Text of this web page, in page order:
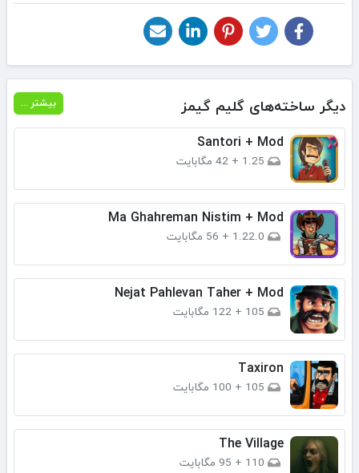
دیگر ساخته‌های گلیم گیمز بیشتر ...
Santori + Mod
1.25
+ 42 مگابایت
Ma Ghahreman Nistim + Mod
1.22.0
+ 56 مگابایت
Nejat Pahlevan Taher + Mod
105
+ 122 مگابایت
Taxiron
105
+ 100 مگابایت
The Village
110
+ 95 مگابایت